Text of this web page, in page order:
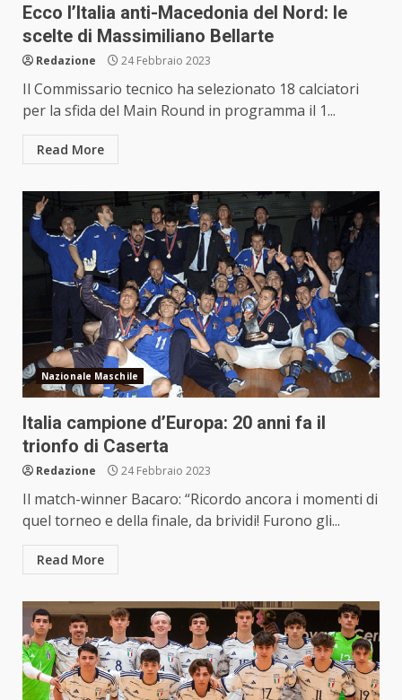
Ecco l’Italia anti-Macedonia del Nord: le
scelte di Massimiliano Bellarte
Redazione 24 Febbraio 2023
Il Commissario tecnico ha selezionato 18 calciatori
per la sfida del Main Round in programma il 1...
Read More
Nazionale Maschile
Italia campione d’Europa: 20 anni fa il
trionfo di Caserta
Redazione 24 Febbraio 2023
Il match-winner Bacaro: “Ricordo ancora i momenti di
quel torneo e della finale, da brividi! Furono gli...
Read More